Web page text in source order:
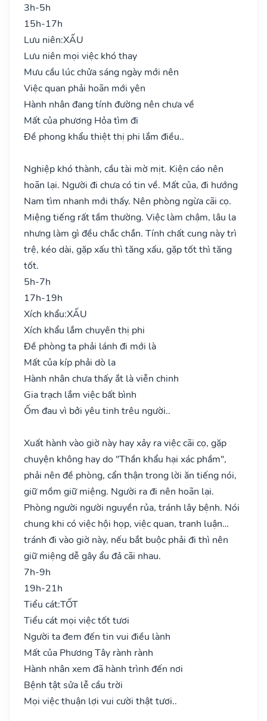
3h-5h
15h-17h
Lưu niên:XẤU
Lưu niên mọi việc khó thay
Mưu cầu lúc chửa sáng ngày mới nên
Việc quan phải hoãn mới yên
Hành nhân đang tính đường nên chưa về
Mất của phương Hỏa tìm đi
Đề phong khẩu thiệt thị phi lắm điều..
Nghiệp khó thành, cầu tài mờ mịt. Kiện cáo nên
hoãn lại. Người đi chưa có tin về. Mất của, đi hướng
Nam tìm nhanh mới thấy. Nên phòng ngừa cãi cọ.
Miệng tiếng rất tầm thường. Việc làm chậm, lâu la
nhưng làm gì đều chắc chắn. Tính chất cung này trì
trệ, kéo dài, gặp xấu thì tăng xấu, gặp tốt thì tăng
tốt.
5h-7h
17h-19h
Xích khẩu:XẤU
Xích khẩu lắm chuyên thị phi
Đề phòng ta phải lánh đi mới là
Mất của kíp phải dò la
Hành nhân chưa thấy ắt là viễn chinh
Gia trạch lắm việc bất bình
Ốm đau vì bởi yêu tinh trêu người..
Xuất hành vào giờ này hay xảy ra việc cãi cọ, gặp
chuyện không hay do "Thần khẩu hại xác phầm",
phải nên đề phòng, cẩn thận trong lời ăn tiếng nói,
giữ mồm giữ miệng. Người ra đi nên hoãn lại.
Phòng người người nguyền rủa, tránh lây bệnh. Nói
chung khi có việc hội họp, việc quan, tranh luận…
tránh đi vào giờ này, nếu bắt buộc phải đi thì nên
giữ miệng dễ gây ẩu đả cãi nhau.
7h-9h
19h-21h
Tiểu cát:TỐT
Tiểu cát mọi việc tốt tươi
Người ta đem đến tin vui điều lành
Mất của Phương Tây rành rành
Hành nhân xem đã hành trình đến nơi
Bệnh tật sửa lễ cầu trời
Mọi việc thuận lợi vui cười thật tươi..